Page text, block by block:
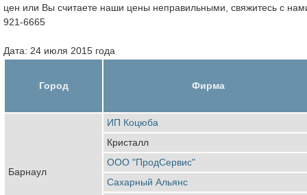
цен или Вы считаете наши цены неправильными, свяжитесь с
921-6665
Дата: 24 июля 2015 года
Город Фирма
Барнаул
ИП Коцюба
Кристалл
ООО "ПродСервис"
Сахарный Альянс